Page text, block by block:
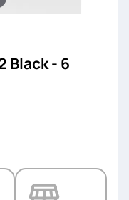
Black - 6